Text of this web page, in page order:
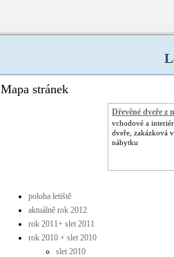
Mapa stránek
Dřevěné dveře z
vchodové a
dveře, zakázková
nábytku
poloha letiště
aktuálně rok 2012
rok 2011+ slet 2011
rok 2010 + slet 2010
slet 2010